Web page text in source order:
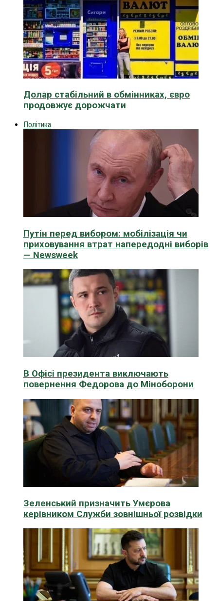
Долар стабільний в обмінниках, євро
продовжує дорожчати
Політика
Путін перед вибором: мобілізація чи
приховування втрат напередодні виборів
— Newsweek
В Офісі президента виключають
повернення Федорова до Міноборони
Зеленський призначить Умєрова
керівником Служби зовнішньої розвідки